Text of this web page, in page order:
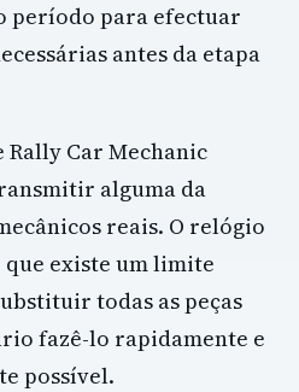
período para efectuar
antes da etapa
Rally Car Mechanic
alguma da
reais. O relógio
existe um limite
todas as peças
fazê-lo rapidamente e
possível.